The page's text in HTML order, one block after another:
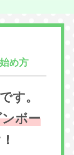
め方
です。
ボー